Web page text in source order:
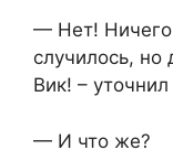
— Нет! Ничего
случилось, но
Вик! – уточнил
— И что же?